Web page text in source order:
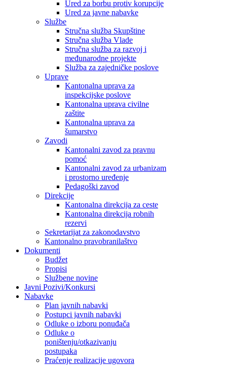
Ured za borbu protiv korupcije
Ured za javne nabavke
Službe
Stručna služba Skupštine
Stručna služba Vlade
Stručna služba za razvoj i
međunarodne projekte
Služba za zajedničke poslove
Uprave
Kantonalna uprava za
inspekcijske poslove
Kantonalna uprava civilne
zaštite
Kantonalna uprava za
šumarstvo
Zavodi
Kantonalni zavod za pravnu
pomoć
Kantonalni zavod za urbanizam
i prostorno uređenje
Pedagoški zavod
Direkcije
Kantonalna direkcija za ceste
Kantonalna direkcija robnih
rezervi
Sekretarijat za zakonodavstvo
Kantonalno pravobranilaštvo
Dokumenti
Budžet
Propisi
Službene novine
Javni Pozivi/Konkursi
Nabavke
Plan javnih nabavki
Postupci javnih nabavki
Odluke o izboru ponuđača
Odluke o
poništenju/otkazivanju
postupaka
Praćenje realizacije ugovora